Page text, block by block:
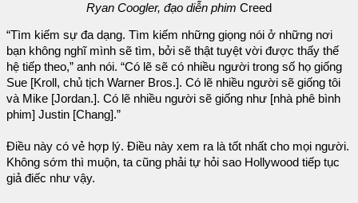
Ryan Coogler, đạo diễn phim Creed
“Tìm kiếm sự đa dạng. Tìm kiếm những giọng nói ở những nơi
bạn không nghĩ mình sẽ tìm, bởi sẽ thật tuyệt vời được thấy thế
hệ tiếp theo,” anh nói. “Có lẽ sẽ có nhiều người trong số họ giống
Sue [Kroll, chủ tịch Warner Bros.]. Có lẽ nhiều người sẽ giống tôi
và Mike [Jordan.]. Có lẽ nhiều người sẽ giống như [nhà phê bình
phim] Justin [Chang].”
Điều này có vẻ hợp lý. Điều này xem ra là tốt nhất cho mọi người.
Không sớm thì muộn, ta cũng phải tự hỏi sao Hollywood tiếp tục
giả điếc như vậy.